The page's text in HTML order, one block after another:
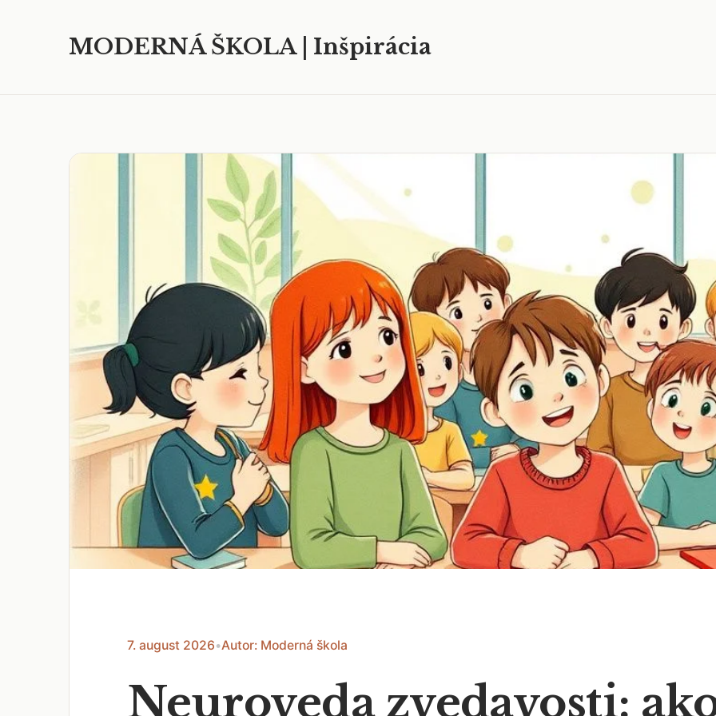
MODERNÁ ŠKOLA | Inšpirácia
7. august 2026•Autor: Moderná škola
Neuroveda zvedavosti: